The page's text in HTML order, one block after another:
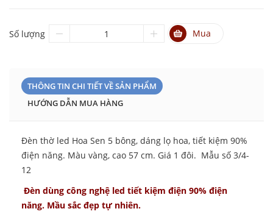
Số lượng Mua
THÔNG TIN CHI TIẾT VỀ SẢN PHẨM
HƯỚNG DẪN MUA HÀNG
Đèn thờ led Hoa Sen 5 bông, dáng lọ hoa, tiết kiệm 90%
điện năng. Màu vàng, cao 57 cm. Giá 1 đôi. Mẫu số 3/4-
12
Đèn dùng công nghệ led tiết kiệm điện 90% điện
năng. Mầu sắc đẹp tự nhiên.